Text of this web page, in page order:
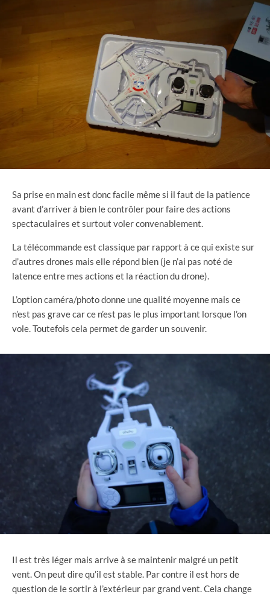
Sa prise en main est donc facile même si il faut de la patience
avant d’arriver à bien le contrôler pour faire des actions
spectaculaires et surtout voler convenablement.
La télécommande est classique par rapport à ce qui existe sur
d’autres drones mais elle répond bien (je n’ai pas noté de
latence entre mes actions et la réaction du drone).
L’option caméra/photo donne une qualité moyenne mais ce
n’est pas grave car ce n’est pas le plus important lorsque l’on
vole. Toutefois cela permet de garder un souvenir.
Il est très léger mais arrive à se maintenir malgré un petit
vent. On peut dire qu’il est stable. Par contre il est hors de
question de le sortir à l’extérieur par grand vent. Cela change